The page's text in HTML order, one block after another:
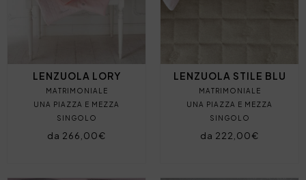
LENZUOLA LORY
MATRIMONIALE
UNA PIAZZA E MEZZA
SINGOLO
da 266,00€
LENZUOLA STILE BLU
MATRIMONIALE
UNA PIAZZA E MEZZA
SINGOLO
da 222,00€